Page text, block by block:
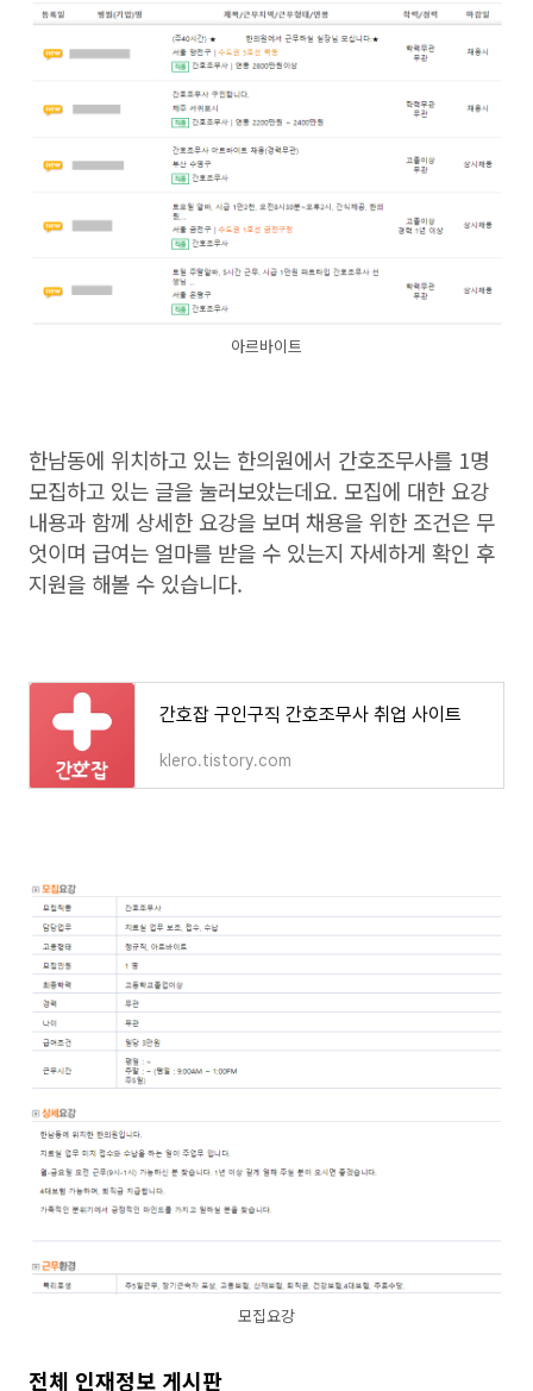
아르바이트
한남동에 위치하고 있는 한의원에서 간호조무사를 1명
모집하고 있는 글을 눌러보았는데요. 모집에 대한 요강
내용과 함께 상세한 요강을 보며 채용을 위한 조건은 무
엇이며 급여는 얼마를 받을 수 있는지 자세하게 확인 후
지원을 해볼 수 있습니다.
간호잡 구인구직 간호조무사 취업 사이트
klero.tistory.com
모집요강
전체 인재정보 게시판